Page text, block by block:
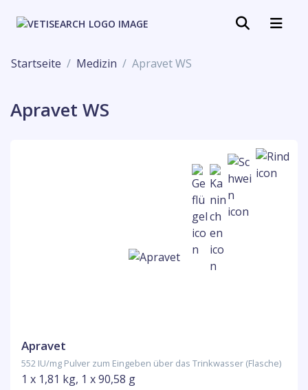
Startseite Medizin Apravet WS
Apravet WS
Apravet
552 IU/mg Pulver zum Eingeben über das Trinkwasser (Flasche)
1 x 1,81 kg, 1 x 90,58 g